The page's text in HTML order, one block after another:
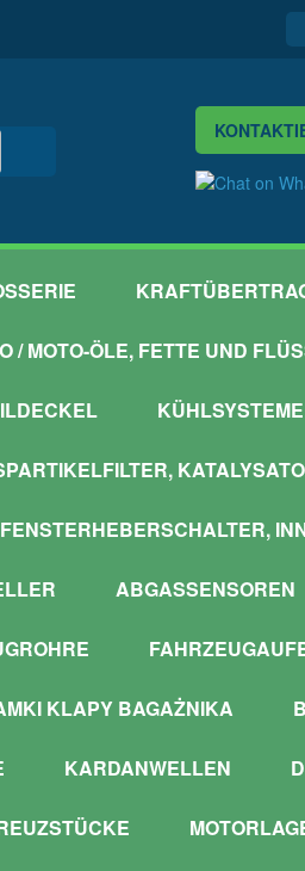
/ MOTO-ÖLE, FETTE UND
KÜHLSYSTEME
FENSTERHEBERSCHALTER,
ABGASSENSOREN
KLAPY BAGAŻNIKA
KARDANWELLEN